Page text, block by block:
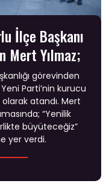
İlçe Başkanı
Mert Yılmaz;
görevinden
Parti’nin kurucu
olarak atandı. Mert
“Yenilik
büyüteceğiz”
yer verdi.